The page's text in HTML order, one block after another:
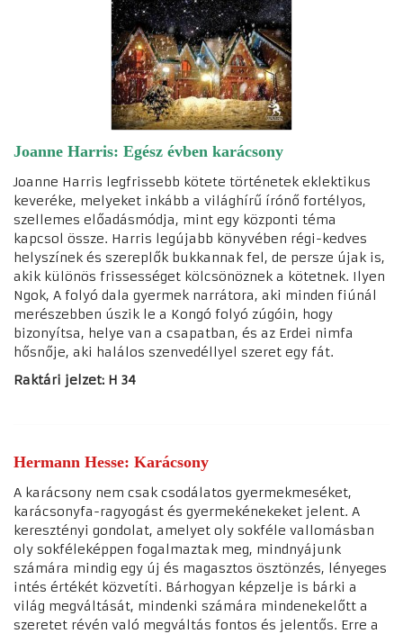
Joanne Harris: Egész évben karácsony
Joanne Harris legfrissebb kötete történetek eklektikus
keveréke, melyeket inkább a világhírű írónő fortélyos,
szellemes előadásmódja, mint egy központi téma
kapcsol össze. Harris legújabb könyvében régi-kedves
helyszínek és szereplők bukkannak fel, de persze újak is,
akik különös frissességet kölcsönöznek a kötetnek. Ilyen
Ngok, A folyó dala gyermek narrátora, aki minden fiúnál
merészebben úszik le a Kongó folyó zúgóin, hogy
bizonyítsa, helye van a csapatban, és az Erdei nimfa
hősnője, aki halálos szenvedéllyel szeret egy fát.
Raktári jelzet: H 34
Hermann Hesse: Karácsony
A karácsony nem csak csodálatos gyermekmeséket,
karácsonyfa-ragyogást és gyermekénekeket jelent. A
keresztényi gondolat, amelyet oly sokféle vallomásban
oly sokféleképpen fogalmaztak meg, mindnyájunk
számára mindig egy új és magasztos ösztönzés, lényeges
intés értékét közvetíti. Bárhogyan képzelje is bárki a
világ megváltását, mindenki számára mindenekelőtt a
szeretet révén való megváltás fontos és jelentős. Erre a